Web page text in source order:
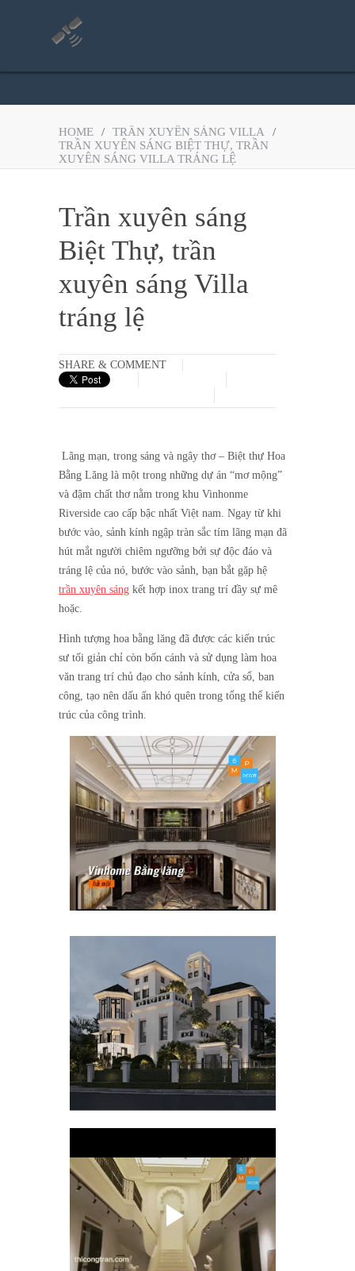
HOME / TRẦN XUYÊN SÁNG VILLA
/
TRẦN XUYÊN SÁNG BIỆT THỰ, TRẦN
XUYÊN SÁNG VILLA TRÁNG LỆ
Trần xuyên sáng
Biệt Thự, trần
xuyên sáng Villa
tráng lệ
SHARE & COMMENT
Lãng mạn, trong sáng và ngây thơ – Biệt thự Hoa
Bằng Lăng là một trong những dự án “mơ mộng”
và đậm chất thơ nằm trong khu Vinhonme
Riverside cao cấp bậc nhất Việt nam. Ngay từ khi
bước vào, sảnh kính ngập tràn sắc tím lãng mạn đã
hút mắt người chiêm ngưỡng bởi sự độc đáo và
tráng lệ của nó, bước vào sảnh, bạn bắt gặp hệ
trần xuyên sáng kết hợp inox trang trí đầy sự mê
hoặc.
Hình tượng hoa bằng lăng đã được các kiến trúc
sư tối giản chỉ còn bốn cánh và sử dụng làm hoa
văn trang trí chủ đạo cho sảnh kính, cửa sổ, ban
công, tạo nên dấu ấn khó quên trong tổng thể kiến
trúc của công trình.